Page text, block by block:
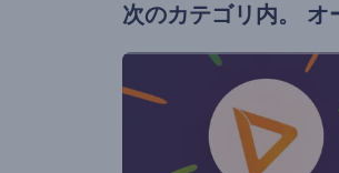
次のカテゴリ内。 オ